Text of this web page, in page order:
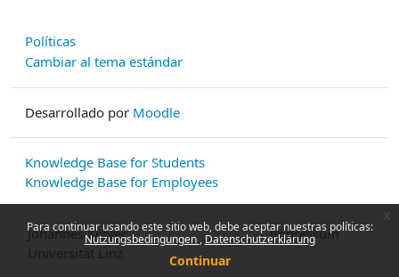
Para continuar usando este sitio web, debe aceptar nuestras políticas:
Nutzungsbedingungen Datenschutzerklärung
Continuar
Políticas
Cambiar al tema estándar
Desarrollado por Moodle
Knowledge Base for Students
Knowledge Base for Employees
Johannes Kepler
Impressum